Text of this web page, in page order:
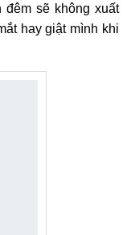
đêm sẽ không xuất
hay giật mình khi